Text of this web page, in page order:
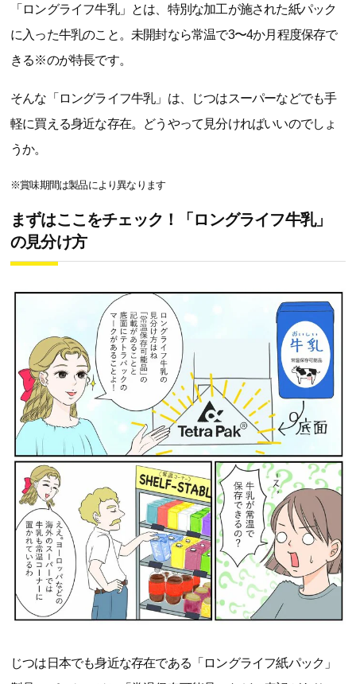
「ロングライフ牛乳」とは、特別な加工が施された紙パック
に入った牛乳のこと。未開封なら常温で3〜4か月程度保存で
きる※のが特長です。
そんな「ロングライフ牛乳」は、じつはスーパーなどでも手
軽に買える身近な存在。どうやって見分ければいいのでしょ
うか。
※賞味期間は製品により異なります
まずはここをチェック！「ロングライフ牛乳」
の見分け方
じつは日本でも身近な存在である「ロングライフ紙パック」